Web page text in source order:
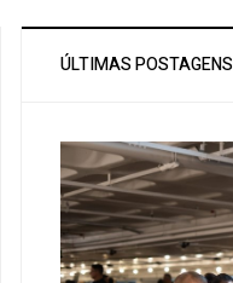
ÚLTIMAS POSTAGENS